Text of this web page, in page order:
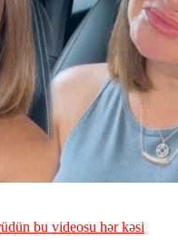
bu videosu hər kəsi